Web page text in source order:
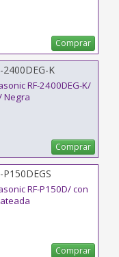
Comprar
2400DEG-K
RF-2400DEG-K/
Negra
Comprar
RF-P150D/ con
Comprar